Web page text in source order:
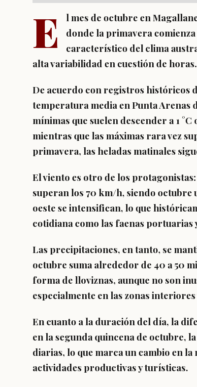
E
l mes de octubre en
donde la primavera
característico del clima
alta variabilidad en cuestión de horas.
De acuerdo con registros históricos
temperatura media en Punta Arenas
mínimas que suelen descender a 1
mientras que las máximas rara vez
primavera, las heladas matinales
El viento es otro de los
superan los 70 km/h, siendo octubre
oeste se intensifican, lo que
cotidiana como las faenas portuarias
Las precipitaciones, en tanto, se
octubre suma alrededor de 40 a 50
forma de lloviznas, aunque no son
especialmente en las zonas
En cuanto a la duración del día, la
en la segunda quincena de octubre,
diarias, lo que marca un cambio en
actividades productivas y turísticas.